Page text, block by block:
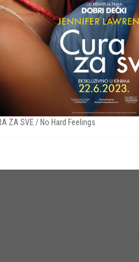
ZA SVE / No Hard Feelings